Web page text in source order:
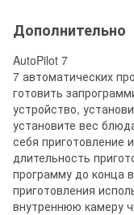
Дополнительно
AutoPilot 7
7 автоматических
готовить
устройство,
установите вес
себя приготовление
длительность
программу до конца
приготовления
внутреннюю камеру